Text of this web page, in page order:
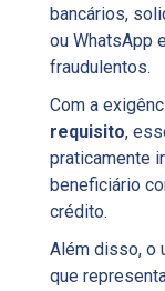
bancários,
ou WhatsApp
fraudulentos.
Com a
requisito,
praticamente
beneficiário
crédito.
Além disso, o
que